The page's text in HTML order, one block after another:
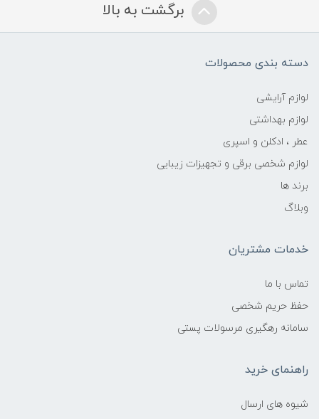
برگشت به بالا
دسته بندی محصولات
لوازم آرایشی
لوازم بهداشتی
عطر ، ادکلن و اسپری
لوازم شخصی برقی و تجهیزات زیبایی
برند ها
وبلاگ
خدمات مشتریان
تماس با ما
حفظ حریم شخصی
سامانه رهگیری مرسولات پستی
راهنمای خرید
شیوه های ارسال